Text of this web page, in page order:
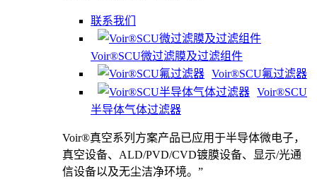
联系我们
Voir®SCU微过滤膜及过滤组件
Voir®SCU氟过滤器
Voir®SCU
半导体气体过滤器
Voir®真空系列方案产品已应用于半导体微电子，
真空设备、ALD/PVD/CVD镀膜设备、显示/光通
信设备以及无尘洁净环境。”